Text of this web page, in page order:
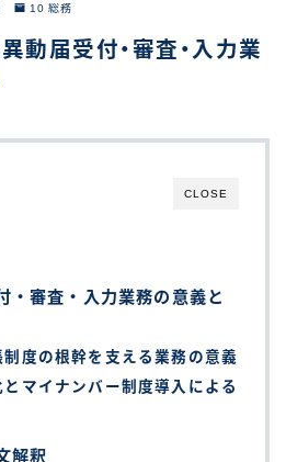
10 総務
動届受付・審査・入力業
CLOSE
・審査・入力業務の意義と
度の根幹を支える業務の意義
マイナンバー制度導入による
解釈